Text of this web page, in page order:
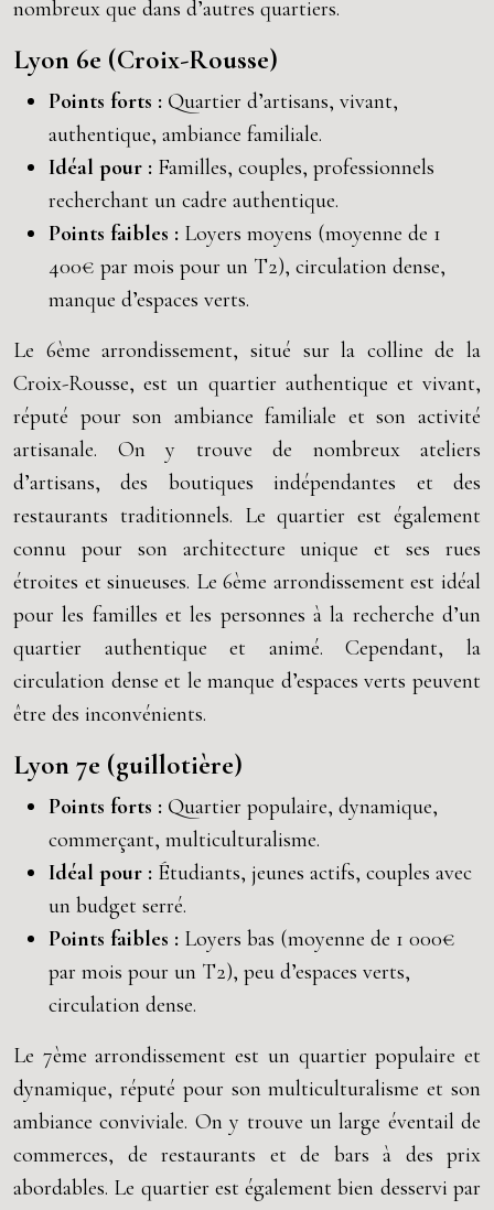
nombreux que dans d’autres quartiers.
Lyon 6e (Croix-Rousse)
Points forts : Quartier d’artisans, vivant,
authentique, ambiance familiale.
Idéal pour : Familles, couples, professionnels
recherchant un cadre authentique.
Points faibles : Loyers moyens (moyenne de 1
400€ par mois pour un T2), circulation dense,
manque d’espaces verts.
Le 6ème arrondissement, situé sur la colline de la
Croix-Rousse, est un quartier authentique et vivant,
réputé pour son ambiance familiale et son activité
artisanale. On y trouve de nombreux ateliers
d’artisans, des boutiques indépendantes et des
restaurants traditionnels. Le quartier est également
connu pour son architecture unique et ses rues
étroites et sinueuses. Le 6ème arrondissement est idéal
pour les familles et les personnes à la recherche d’un
quartier authentique et animé. Cependant, la
circulation dense et le manque d’espaces verts peuvent
être des inconvénients.
Lyon 7e (guillotière)
Points forts : Quartier populaire, dynamique,
commerçant, multiculturalisme.
Idéal pour : Étudiants, jeunes actifs, couples avec
un budget serré.
Points faibles : Loyers bas (moyenne de 1 000€
par mois pour un T2), peu d’espaces verts,
circulation dense.
Le 7ème arrondissement est un quartier populaire et
dynamique, réputé pour son multiculturalisme et son
ambiance conviviale. On y trouve un large éventail de
commerces, de restaurants et de bars à des prix
abordables. Le quartier est également bien desservi par